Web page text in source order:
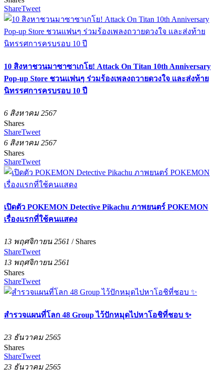
ShareTweet
10 สิงหาชวนมาซาซาเกโย! Attack On Titan 10th Anniversary
Pop-up Store ชวนแฟนๆ ร่วมร้องเพลงถวายดวงใจ และส่งท้าย
นิทรรศการครบรอบ 10 ปี
6 สิงหาคม 2567
Shares
ShareTweet
6 สิงหาคม 2567
Shares
ShareTweet
เปิดตัว POKEMON Detective Pikachu ภาพยนตร์ POKEMON
เรื่องแรกที่ใช้คนแสดง
13 พฤศจิกายน 2561 / Shares
ShareTweet
13 พฤศจิกายน 2561
Shares
ShareTweet
สำรวจแผนที่โลก 48 Group ไว้ปักหมุดไปหาโอชิที่ชอบ ✨
23 ธันวาคม 2565
Shares
ShareTweet
23 ธันวาคม 2565